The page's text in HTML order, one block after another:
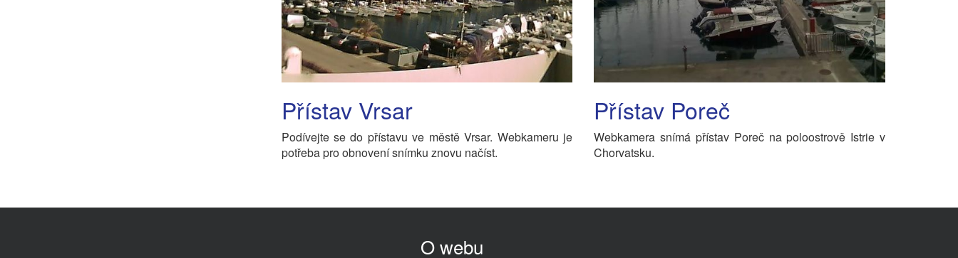
Přístav Vrsar
Podívejte se do přístavu ve městě Vrsar. Webkameru je
potřeba pro obnovení snímku znovu načíst.
Přístav Poreč
Webkamera snímá přístav Poreč na poloostrově Istrie v
Chorvatsku.
O webu